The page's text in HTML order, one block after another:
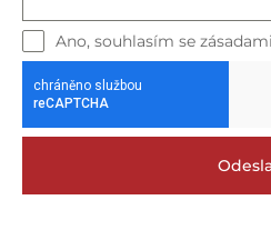
Ano, souhlasím se